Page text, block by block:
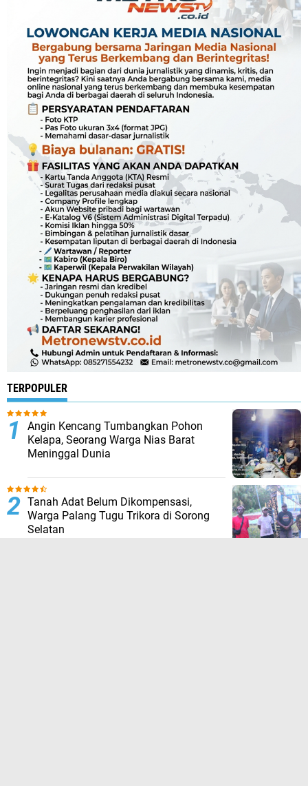
TERPOPULER
Angin Kencang Tumbangkan Pohon
Kelapa, Seorang Warga Nias Barat
Meninggal Dunia
Tanah Adat Belum Dikompensasi,
Warga Palang Tugu Trikora di Sorong
Selatan